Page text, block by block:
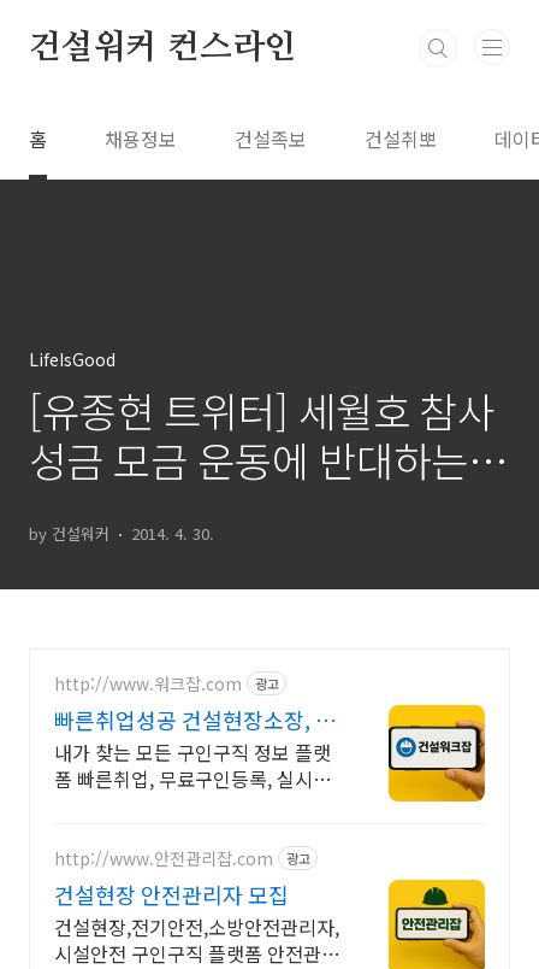
건설워커 컨스라인
홈 채용정보 건설족보 건설취뽀 데이
LifeIsGood
[유종현 트위터] 세월호 참사
성금 모금 운동에 반대하는
by 건설워커 2014. 4. 30.
http://www.워크잡.com 광고
빠른취업성공 건설현장소장, 경
비원, 건축인부, 노가다
내가 찾는 모든 구인구직 정보 플랫
폼 빠른취업, 무료구인등록, 실시간
http://www.안전관리잡.com 광고
건설현장 안전관리자 모집
건설현장,전기안전,소방안전관리자,
시설안전 구인구직 플랫폼 안전관리